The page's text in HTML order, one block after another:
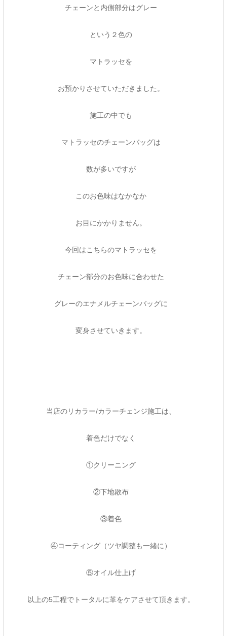
チェーンと内側部分はグレー
という２色の
マトラッセを
お預かりさせていただきました。
施工の中でも
マトラッセのチェーンバッグは
数が多いですが
このお色味はなかなか
お目にかかりません。
今回はこちらのマトラッセを
チェーン部分のお色味に合わせた
グレーのエナメルチェーンバッグに
変身させていきます。
当店のリカラー/カラーチェンジ施工は、
着色だけでなく
①クリーニング
②下地散布
③着色
④コーティング（ツヤ調整も一緒に）
⑤オイル仕上げ
以上の5工程でトータルに革をケアさせて頂きます。